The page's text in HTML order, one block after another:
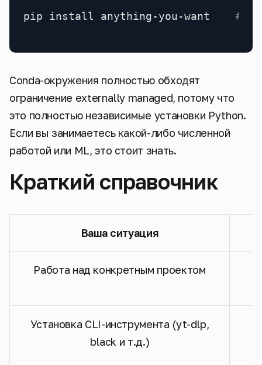
pip install anything-you-want #
Conda-окружения полностью обходят
ограничение externally managed, потому что
это полностью независимые установки Python.
Если вы занимаетесь какой-либо численной
работой или ML, это стоит знать.
Краткий справочник
Ваша ситуация
Работа над конкретным проектом
Установка CLI-инструмента (yt-dlp,
black и т.д.)